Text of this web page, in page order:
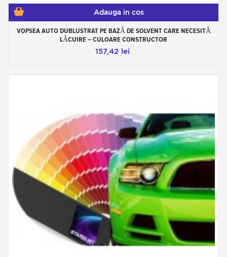
Adauga in cos
VOPSEA AUTO DUBLUSTRAT PE BAZĂ DE SOLVENT CARE NECESITĂ
LĂCUIRE – CULOARE CONSTRUCTOR
157,42 lei